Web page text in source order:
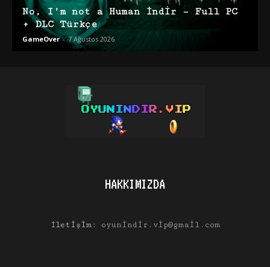
No, I’m not a Human İndir – Full PC
+ DLC Türkçe
GameOver - 7 Ağustos 2026
HAKKIMIZDA
İletişim: oyunindir.vip@gmail.com